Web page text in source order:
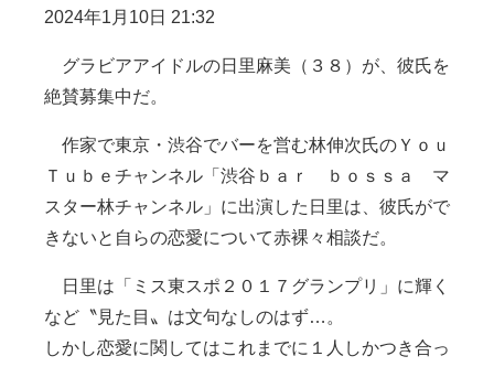
2024年1月10日 21:32
グラビアアイドルの日里麻美（３８）が、彼氏を
絶賛募集中だ。
作家で東京・渋谷でバーを営む林伸次氏のＹｏｕ
Ｔｕｂｅチャンネル「渋谷ｂａｒ ｂｏｓｓａ マ
スター林チャンネル」に出演した日里は、彼氏がで
きないと自らの恋愛について赤裸々相談だ。
日里は「ミス東スポ２０１７グランプリ」に輝く
など〝見た目〟は文句なしのはず…。
しかし恋愛に関してはこれまでに１人しかつき合っ